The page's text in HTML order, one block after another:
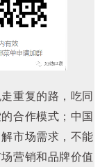
重复的路，吃同
合作模式；中国
市场需求，不能
营销和品牌价值